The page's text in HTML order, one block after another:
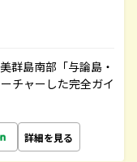
群島南部「与論島・
チャーした完全ガイ
詳細を見る